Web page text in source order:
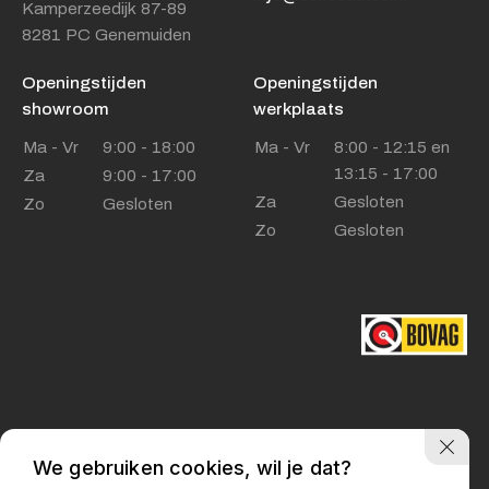
Adres
Kamperzeedijk 87-89
8281 PC Genemuiden
Openingstijden showroom
Ma - Vr
9:00 - 18:00
Za
9:00 - 17:00
Kamperzeedijk 87-89
8281 PC Genemuiden
Openingstijden
showroom
Ma - Vr
9:00 - 18:00
Za
9:00 - 17:00
Zo
Gesloten
Openingstijden
werkplaats
Ma - Vr
8:00 - 12:15 en
13:15 - 17:00
Za
Gesloten
Zo
Gesloten
Privacy policy
We gebruiken cookies, wil je dat?